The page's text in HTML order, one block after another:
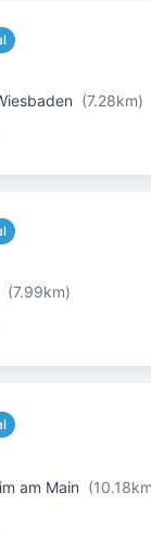
(7.28km)
(7.99km)
am Main